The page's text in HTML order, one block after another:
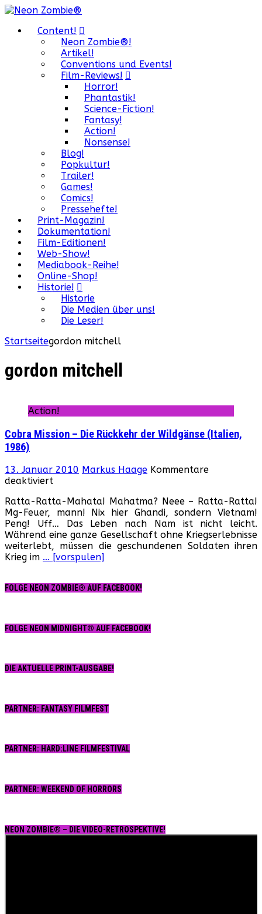
Content!
Neon Zombie®!
Artikel!
Conventions und Events!
Film-Reviews!
Horror!
Phantastik!
Science-Fiction!
Fantasy!
Action!
Nonsense!
Blog!
Popkultur!
Trailer!
Games!
Comics!
Pressehefte!
Print-Magazin!
Dokumentation!
Film-Editionen!
Web-Show!
Mediabook-Reihe!
Online-Shop!
Historie!
Historie
Die Medien über uns!
Die Leser!
Startseitegordon mitchell
gordon mitchell
Action!
Cobra Mission – Die Rückkehr der Wildgänse (Italien,
1986)
13. Januar 2010 Markus Haage Kommentare
deaktiviertfür
Mission
–
Die
Rückkehr
der
Wildgänse
1986)
Ratta-Ratta-Mahata! Mahatma? Neee – Ratta-Ratta!
Mg-Feuer, mann! Nix hier Ghandi, sondern Vietnam!
Peng! Uff… Das Leben nach Nam ist nicht leicht.
Während eine ganze Gesellschaft ohne Kriegserlebnisse
weiterlebt, müssen die geschundenen Soldaten ihren
Krieg im … [vorspulen]
FOLGE NEON ZOMBIE® AUF FACEBOOK!
FOLGE NEON MIDNIGHT® AUF FACEBOOK!
DIE AKTUELLE PRINT-AUSGABE!
PARTNER: FANTASY FILMFEST
PARTNER: HARD:LINE FILMFESTIVAL
PARTNER: WEEKEND OF HORRORS
NEON ZOMBIE® – DIE VIDEO-RETROSPEKTIVE!